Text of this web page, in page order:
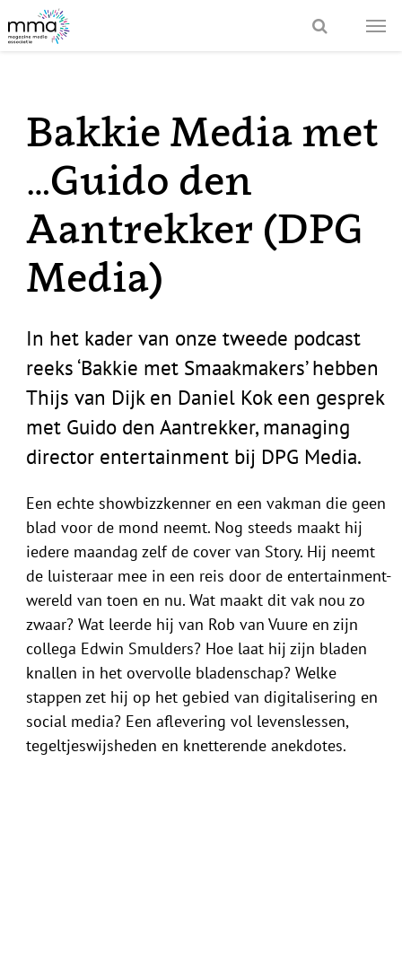
Bakkie Media met
…Guido den
Aantrekker (DPG
Media)
In het kader van onze tweede podcast
reeks ‘Bakkie met Smaakmakers’ hebben
Thijs van Dijk en Daniel Kok een gesprek
met Guido den Aantrekker, managing
director entertainment bij DPG Media.
Een echte showbizzkenner en een vakman die geen
blad voor de mond neemt. Nog steeds maakt hij
iedere maandag zelf de cover van Story. Hij neemt
de luisteraar mee in een reis door de entertainment-
wereld van toen en nu. Wat maakt dit vak nou zo
zwaar? Wat leerde hij van Rob van Vuure en zijn
collega Edwin Smulders? Hoe laat hij zijn bladen
knallen in het overvolle bladenschap? Welke
stappen zet hij op het gebied van digitalisering en
social media? Een aflevering vol levenslessen,
tegeltjeswijsheden en knetterende anekdotes.